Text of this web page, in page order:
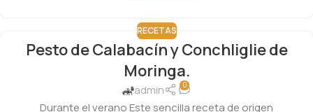
RECETAS
Pesto de Calabacín y Conchliglie de
Moringa.
admin 0
Durante el verano Este sencilla receta de origen